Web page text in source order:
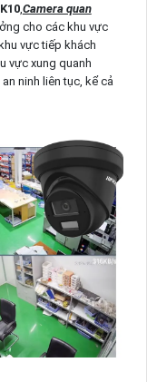
, Camera quan
cho các khu vực
vực tiếp khách
vực xung quanh
ninh liên tục, kể cả